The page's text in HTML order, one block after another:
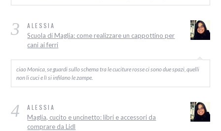
3 ALESSIA
Scuola di Maglia: come realizzare un cappottino per
cani ai ferri
ciao Monica, se guardi sullo schema tra le cuciture rosse ci sono due spazi, quelli
non li cuci e lì si infilano le zampe.
4 ALESSIA
Maglia, cucito e uncinetto: libri e accessori da
comprare da Lidl